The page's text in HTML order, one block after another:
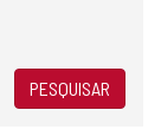
PESQUISAR